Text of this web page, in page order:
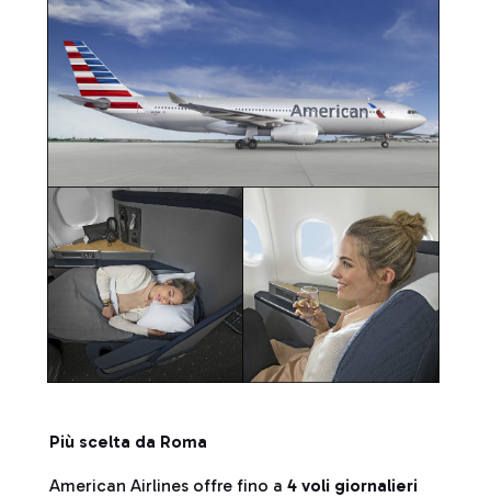
Più scelta da Roma
American Airlines offre fino a 4 voli giornalieri